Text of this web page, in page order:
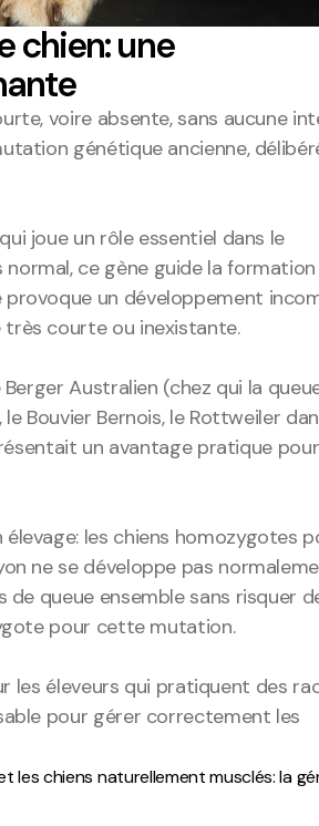
chien: une
voire absente, sans aucune
génétique ancienne,
joue un rôle essentiel dans le
ce gène guide la
un développement
très courte ou inexistante.
Australien (chez qui la
Bouvier Bernois, le Rottweiler
un avantage pratique
les chiens homozygotes
ne se développe pas
queue ensemble sans risquer
pour cette mutation.
les éleveurs qui pratiquent des
pour gérer correctement les
les chiens naturellement musclés: la